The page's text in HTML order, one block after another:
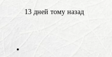
13 дней тому назад